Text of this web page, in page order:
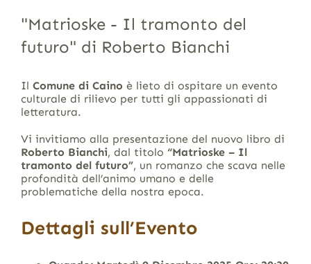
"Matrioske - Il tramonto del
futuro" di Roberto Bianchi
Il Comune di Caino è lieto di ospitare un evento
culturale di rilievo per tutti gli appassionati di
letteratura.
Vi invitiamo alla presentazione del nuovo libro di
Roberto Bianchi, dal titolo “Matrioske – Il
tramonto del futuro”, un romanzo che scava nelle
profondità dell’animo umano e delle
problematiche della nostra epoca.
Dettagli sull’Evento